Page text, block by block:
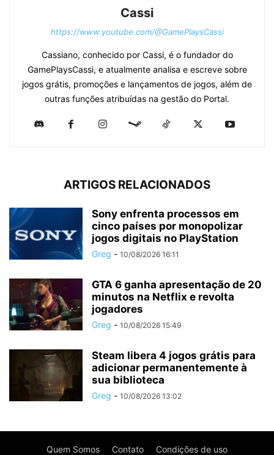
Cassi
https://www.youtube.com/@GamePlaysCassi
Cassiano, conhecido por Cassi, é o fundador do
GamePlaysCassi, e atualmente analisa e escreve sobre
jogos grátis, promoções e lançamentos de jogos, além de
outras funções atribuídas na gestão do Portal.
ARTIGOS RELACIONADOS
Sony enfrenta processos em
cinco países por monopolizar
jogos digitais no PlayStation
Greg - 10/08/2026 16:11
GTA 6 ganha apresentação de 20
minutos na Netflix e revolta
jogadores
Greg - 10/08/2026 15:49
Steam libera 4 jogos grátis para
adicionar permanentemente à
sua biblioteca
Greg - 10/08/2026 13:02
Quem Somos Contato Condições de uso